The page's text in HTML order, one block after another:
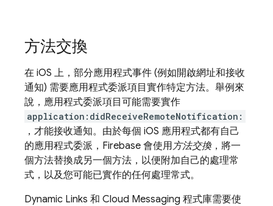
方法交換
在 iOS 上，部分應用程式事件 (例如開啟網址和接收
通知) 需要應用程式委派項目實作特定方法。舉例來
說，應用程式委派項目可能需要實作
application:didReceiveRemoteNotification:
，才能接收通知。由於每個 iOS 應用程式都有自己
的應用程式委派，Firebase 會使用方法交換 ，將一
個方法替換成另一個方法，以便附加自己的處理常
式，以及您可能已實作的任何處理常式。
Dynamic Links 和 Cloud Messaging 程式庫需要使